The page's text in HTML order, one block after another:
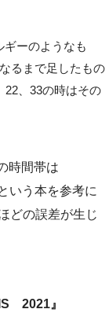
ギーのようなも
るまで足したもの
22、33の時はその
時間帯は
いう本を参考に
どの誤差が生じ
2021』